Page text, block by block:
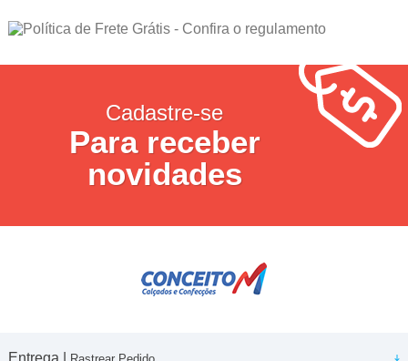
Cadastre-se
Para receber
novidades
Entrega |